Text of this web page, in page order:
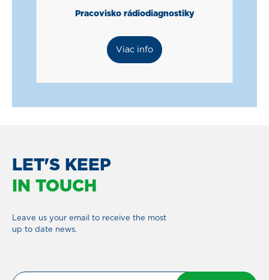
Pracovisko rádiodiagnostiky
Viac info
LET'S KEEP
IN TOUCH
Leave us your email to receive the most
up to date news.